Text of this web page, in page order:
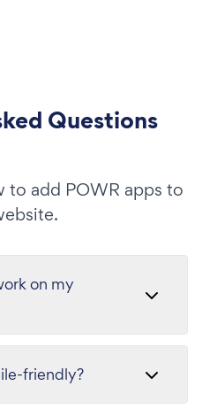
Questions
to add POWR apps to
on my
friendly?